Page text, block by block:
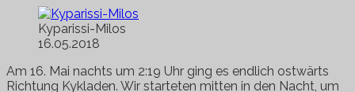
Kyparissi-Milos
16.05.2018
Am 16. Mai nachts um 2:19 Uhr ging es endlich ostwärts
Richtung Kykladen. Wir starteten mitten in den Nacht, um